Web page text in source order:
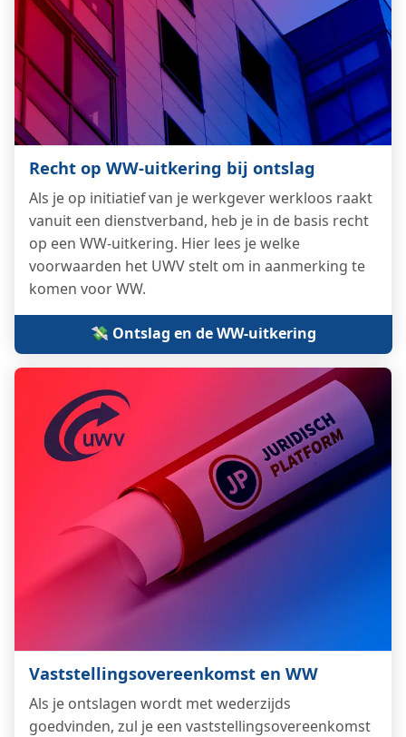
Recht op WW-uitkering bij ontslag
Als je op initiatief van je werkgever werkloos raakt
vanuit een dienstverband, heb je in de basis recht
op een WW-uitkering. Hier lees je welke
voorwaarden het UWV stelt om in aanmerking te
komen voor WW.
💸 Ontslag en de WW-uitkering
Vaststellings­overeenkomst en WW
Als je ontslagen wordt met wederzijds
goedvinden, zul je een vaststellings­overeenkomst